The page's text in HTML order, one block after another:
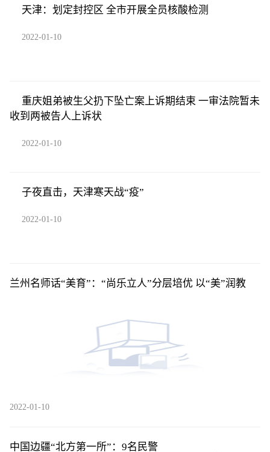
天津：划定封控区 全市开展全员核酸检测
2022-01-10
重庆姐弟被生父扔下坠亡案上诉期结束 一审法院暂未
收到两被告人上诉状
2022-01-10
子夜直击，天津寒天战“疫”
2022-01-10
兰州名师话“美育”：“尚乐立人”分层培优 以“美”润教
2022-01-10
中国边疆“北方第一所”：9名民警